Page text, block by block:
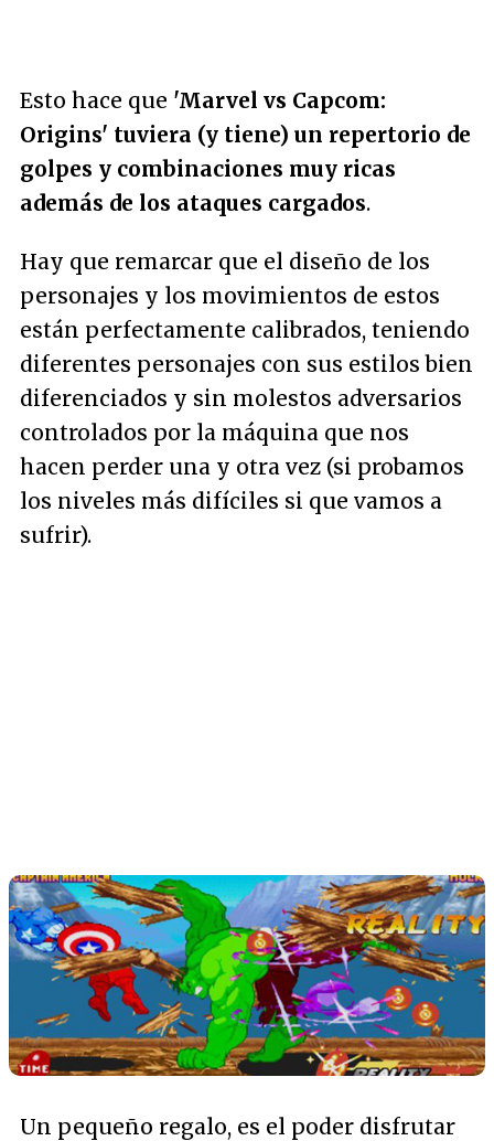
Esto hace que 'Marvel vs Capcom:
Origins' tuviera (y tiene) un repertorio de
golpes y combinaciones muy ricas
además de los ataques cargados.
Hay que remarcar que el diseño de los
personajes y los movimientos de estos
están perfectamente calibrados, teniendo
diferentes personajes con sus estilos bien
diferenciados y sin molestos adversarios
controlados por la máquina que nos
hacen perder una y otra vez (si probamos
los niveles más difíciles si que vamos a
sufrir).
Un pequeño regalo, es el poder disfrutar